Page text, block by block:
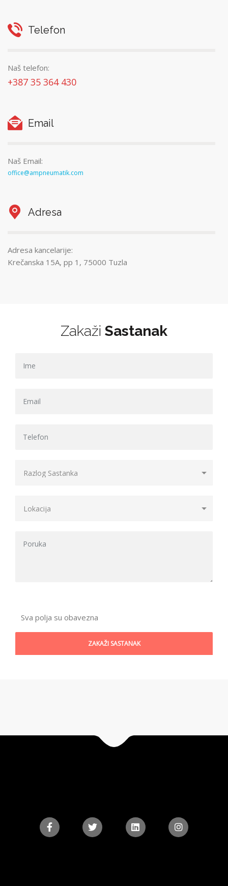
Telefon
Naš telefon:
+387 35 364 430
Email
Naš Email:
office@ampneumatik.com
Adresa
Adresa kancelarije:
Krečanska 15A, pp 1, 75000 Tuzla
Zakaži Sastanak
Sva polja su obavezna